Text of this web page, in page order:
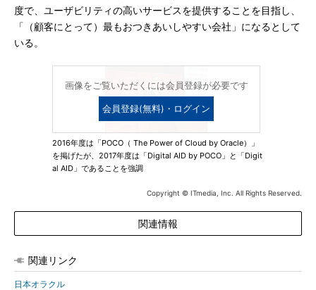
度で、ユーザビリティの高いサービスを提供することを目指し、
「（顧客にとって）最もおつきあいしやすい会社」になるとして
いる。
画像をご覧いただくには会員登録が必要です
会員登録(無料)・ログイン
2016年度は「POCO（ The Power of Cloud by Oracle）」
を掲げたが、2017年度は「Digital AID by POCO」と「Digit
al AID」であることを強調
Copyright © ITmedia, Inc. All Rights Reserved.
関連情報
関連リンク
日本オラクル